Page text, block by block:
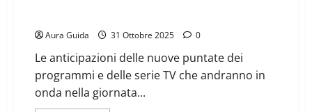
Aura Guida 31 Ottobre 2025 0
Le anticipazioni delle nuove puntate dei
programmi e delle serie TV che andranno in
onda nella giornata...